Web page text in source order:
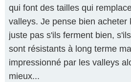
qui font des tailles qui
valleys. Je pense bien acheter
juste pas s'ils ferment bien,
sont résistants à long terme
impressionné par les valleys
mieux...